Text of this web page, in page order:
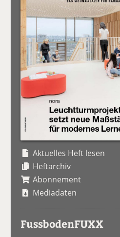
Aktuelles Heft lesen
Heftarchiv
Abonnement
Mediadaten
FussbodenFUXX